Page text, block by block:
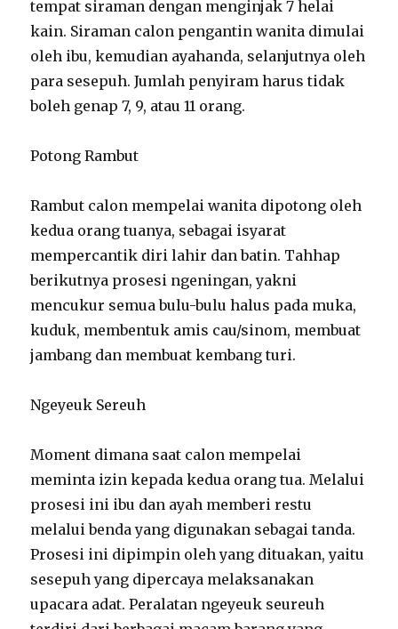
tempat siraman dengan menginjak 7 helai
kain. Siraman calon pengantin wanita dimulai
oleh ibu, kemudian ayahanda, selanjutnya oleh
para sesepuh. Jumlah penyiram harus tidak
boleh genap 7, 9, atau 11 orang.
Potong Rambut
Rambut calon mempelai wanita dipotong oleh
kedua orang tuanya, sebagai isyarat
mempercantik diri lahir dan batin. Tahhap
berikutnya prosesi ngeningan, yakni
mencukur semua bulu-bulu halus pada muka,
kuduk, membentuk amis cau/sinom, membuat
jambang dan membuat kembang turi.
Ngeyeuk Sereuh
Moment dimana saat calon mempelai
meminta izin kepada kedua orang tua. Melalui
prosesi ini ibu dan ayah memberi restu
melalui benda yang digunakan sebagai tanda.
Prosesi ini dipimpin oleh yang dituakan, yaitu
sesepuh yang dipercaya melaksanakan
upacara adat. Peralatan ngeyeuk seureuh